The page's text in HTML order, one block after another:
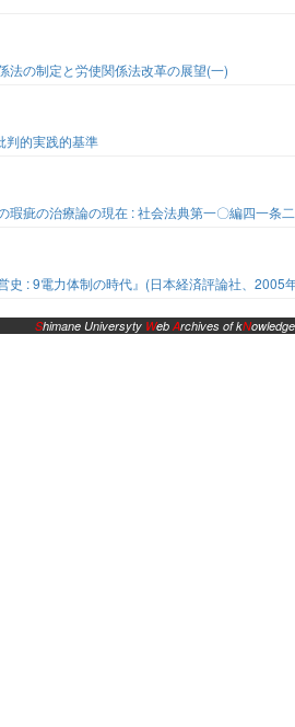
法の制定と労使関係法改革の展望(一)
判的実践的基準
瑕疵の治療論の現在 : 社会法典第一〇編四一条
史 : 9電力体制の時代』(日本経済評論社、2005
Shimane Universyty WebArchives of kNowledge